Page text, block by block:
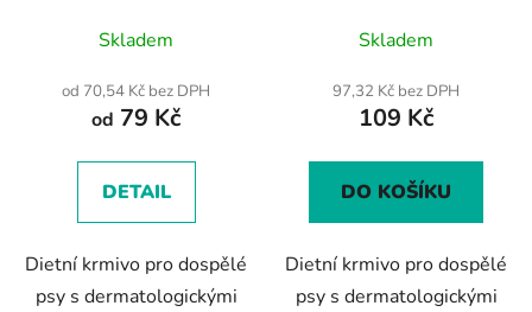
krmivo pro psy
Skladem
od 70,54 Kč bez DPH
od 79 Kč
DETAIL
Dietní krmivo pro dospělé
psy s dermatologickými
Skladem
97,32 Kč bez DPH
109 Kč
DO KOŠÍKU
Dietní krmivo pro dospělé
psy s dermatologickými